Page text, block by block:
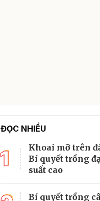
ĐỌC NHIỀU
1
Khoai mỡ trên
Bí quyết trồng
suất cao
Bí quyết trồng